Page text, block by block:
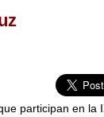
participan en la